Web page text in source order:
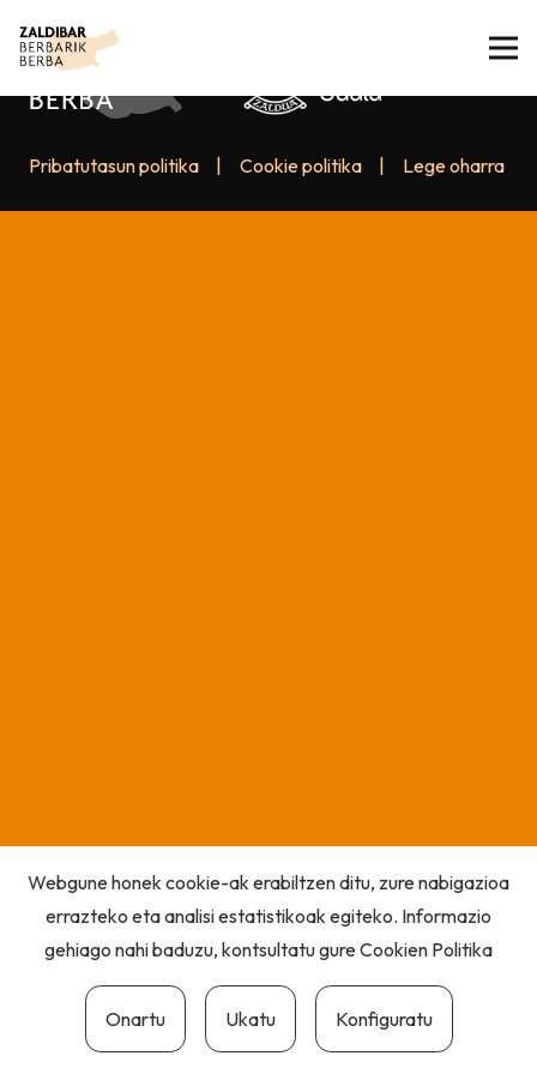
Pribatutasun politika Cookie politika Lege oharra
Webgune honek cookie-ak erabiltzen ditu, zure nabigazioa
errazteko eta analisi estatistikoak egiteko. Informazio
gehiago nahi baduzu, kontsultatu gureCookien Politika
Onartu Ukatu Konfiguratu